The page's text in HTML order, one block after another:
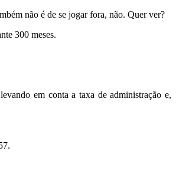
não é de se jogar fora, não. Quer ver?
300 meses.
em conta a taxa de administração e,